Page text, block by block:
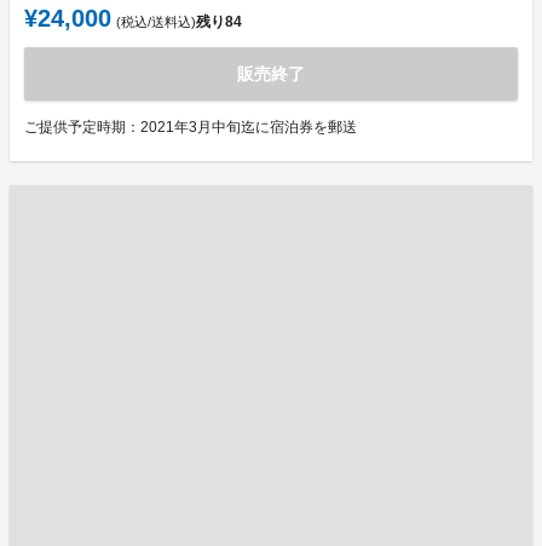
¥24,000 (税込/送料込)残り84
販売終了
ご提供予定時期：2021年3月中旬迄に宿泊券を郵送